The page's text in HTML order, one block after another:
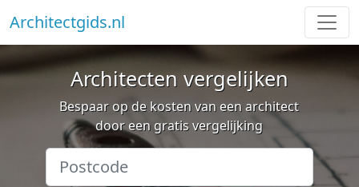
Architectgids.nl
Architecten vergelijken
Bespaar op de kosten van een architect
door een gratis vergelijking